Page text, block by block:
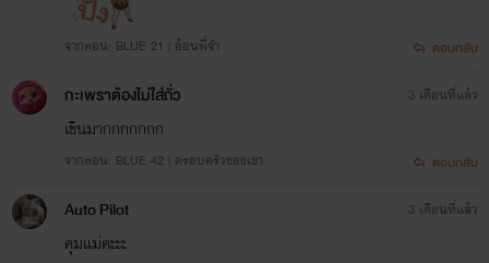
จากตอน: BLUE 21 | อ้อนพี่จ๋า ตอบกลับ
กะเพราต้องไม่ใส่ถั่ว
เขินมากกกกกกก
จากตอน: BLUE 42 | ครอบครัวของเขา
3 เดือนที่แล้ว
ตอบกลับ
Auto Pilot
คุมแม่คะะะ
3 เดือนที่แล้ว